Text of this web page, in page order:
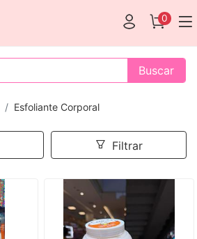
0
Buscar
Esfoliante Corporal
Filtrar